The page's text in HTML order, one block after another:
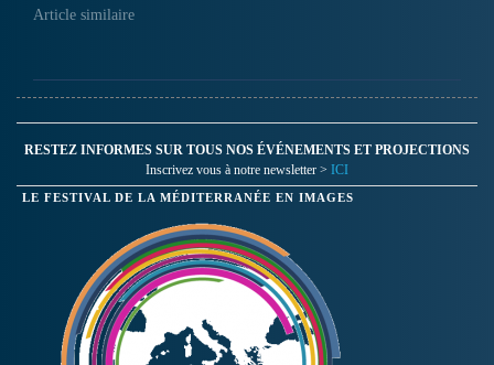
montagneuse qui ne compte
Article similaire
RESTEZ INFORMES SUR TOUS NOS ÉVÉNEMENTS ET PROJECTIONS
Inscrivez vous à notre newsletter > ICI
LE FESTIVAL DE LA MÉDITERRANÉE EN IMAGES